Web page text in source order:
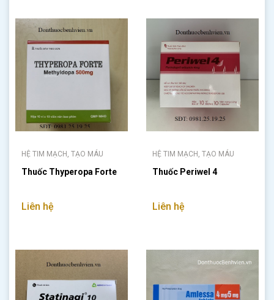
HỆ TIM MẠCH, TẠO MÁU
Thuốc Thyperopa Forte
Liên hệ
HỆ TIM MẠCH, TẠO MÁU
Thuốc Periwel 4
Liên hệ